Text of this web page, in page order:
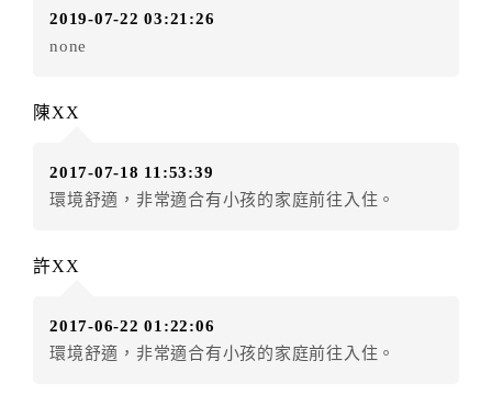
四、其他(未滿18歲入住說明)
其監護人閱讀、了解並同意所有契約內容與規則，方可
與規則。
18歲。
2019-07-22 03:21:26
none
陳XX
2017-07-18 11:53:39
環境舒適，非常適合有小孩的家庭前往入住。
許XX
2017-06-22 01:22:06
環境舒適，非常適合有小孩的家庭前往入住。